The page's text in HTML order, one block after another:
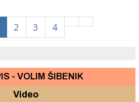
2 3 4
- VOLIM ŠIBENIK
Video